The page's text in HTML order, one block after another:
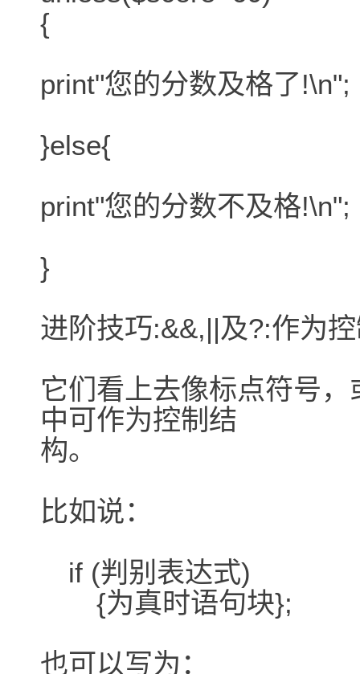
{
print"您的分数及格了!\n";
}else{
print"您的分数不及格!\n";
}
进阶技巧:&&,||及?:作为
它们看上去像标点符号
中可作为控制结
构。
比如说：
if (判别表达式)
{为真时语句块};
也可以写为：